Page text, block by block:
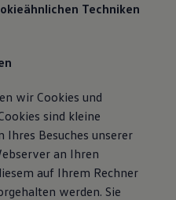
Techniken
wir Cookies und
sind kleine
Ihres Besuches unserer
an Ihren
auf Ihrem Rechner
werden. Sie